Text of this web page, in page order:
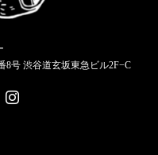
8号 渋谷道玄坂東急ビル2F−C